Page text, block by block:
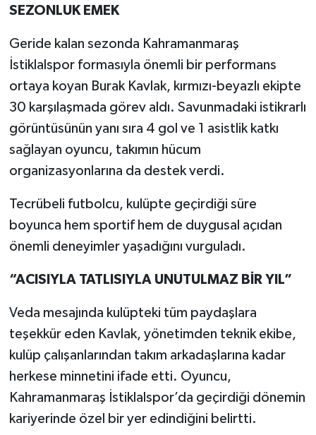
SEZONLUK EMEK
Geride kalan sezonda Kahramanmaraş
İstiklalspor formasıyla önemli bir performans
ortaya koyan Burak Kavlak, kırmızı-beyazlı ekipte
30 karşılaşmada görev aldı. Savunmadaki istikrarlı
görüntüsünün yanı sıra 4 gol ve 1 asistlik katkı
sağlayan oyuncu, takımın hücum
organizasyonlarına da destek verdi.
Tecrübeli futbolcu, kulüpte geçirdiği süre
boyunca hem sportif hem de duygusal açıdan
önemli deneyimler yaşadığını vurguladı.
“ACISIYLA TATLISIYLA UNUTULMAZ BİR YIL”
Veda mesajında kulüpteki tüm paydaşlara
teşekkür eden Kavlak, yönetimden teknik ekibe,
kulüp çalışanlarından takım arkadaşlarına kadar
herkese minnetini ifade etti. Oyuncu,
Kahramanmaraş İstiklalspor’da geçirdiği dönemin
kariyerinde özel bir yer edindiğini belirtti.